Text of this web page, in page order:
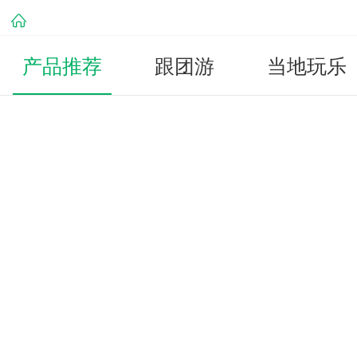
产品推荐 跟团游 当地玩乐